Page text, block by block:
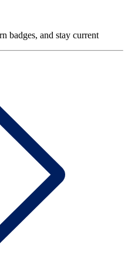
badges, and stay current